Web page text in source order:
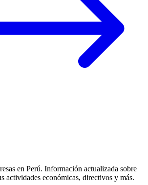
en Perú. Información actualizada sobre
actividades económicas, directivos y más.